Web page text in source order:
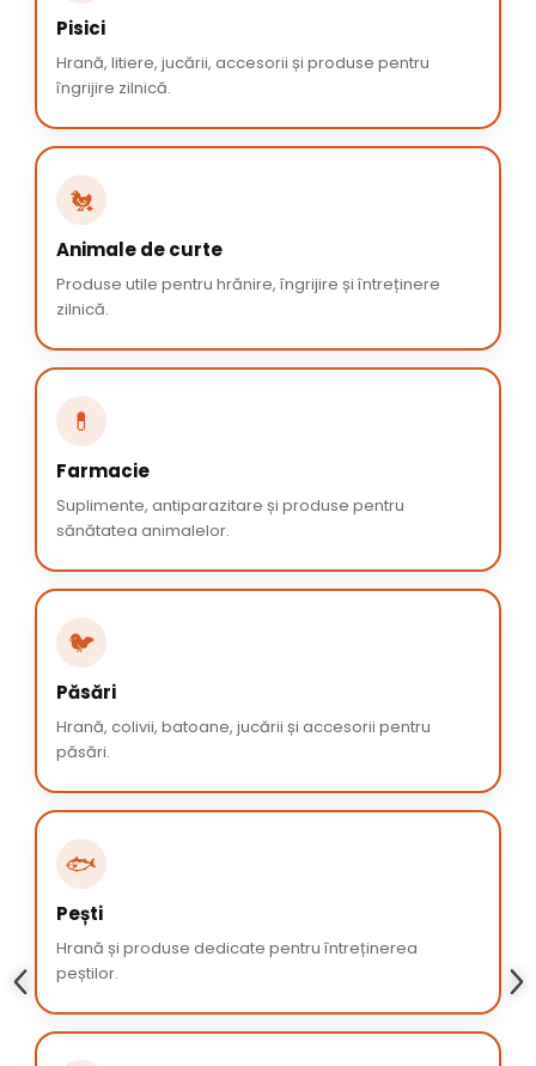
Pisici
Hrană, litiere, jucării, accesorii și produse pentru
îngrijire zilnică.
🐔
Animale de curte
Produse utile pentru hrănire, îngrijire și întreținere
zilnică.
💊
Farmacie
Suplimente, antiparazitare și produse pentru
sănătatea animalelor.
🐦
Păsări
Hrană, colivii, batoane, jucării și accesorii pentru
păsări.
🐟
Pești
Hrană și produse dedicate pentru întreținerea
peștilor.